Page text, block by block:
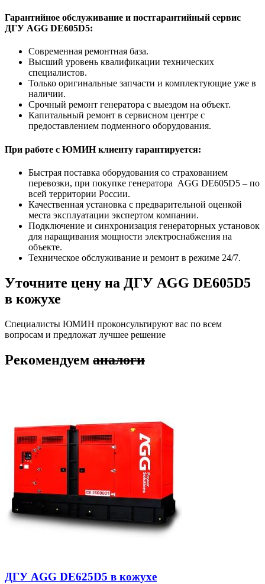
Гарантийное обслуживание и постгарантийный сервис
ДГУ AGG DE605D5:
Современная ремонтная база.
Высший уровень квалификации технических
специалистов.
Только оригинальные запчасти и комплектующие уже в
наличии.
Срочный ремонт генератора с выездом на объект.
Капитальный ремонт в сервисном центре с
предоставлением подменного оборудования.
При работе с ЮМИН клиенту гарантируется:
Быстрая поставка оборудования со страхованием
перевозки, при покупке генератора AGG DE605D5 – по
всей территории России.
Качественная установка с предварительной оценкой
места эксплуатации экспертом компании.
Подключение и синхронизация генераторных установок
для наращивания мощности электроснабжения на
объекте.
Техническое обслуживание и ремонт в режиме 24/7.
Уточните цену на ДГУ AGG DE605D5
в кожухе
Специалисты ЮМИН проконсультируют вас по всем
вопросам и предложат лучшее решение
Рекомендуем аналоги
ДГУ AGG DE625D5 в кожухе